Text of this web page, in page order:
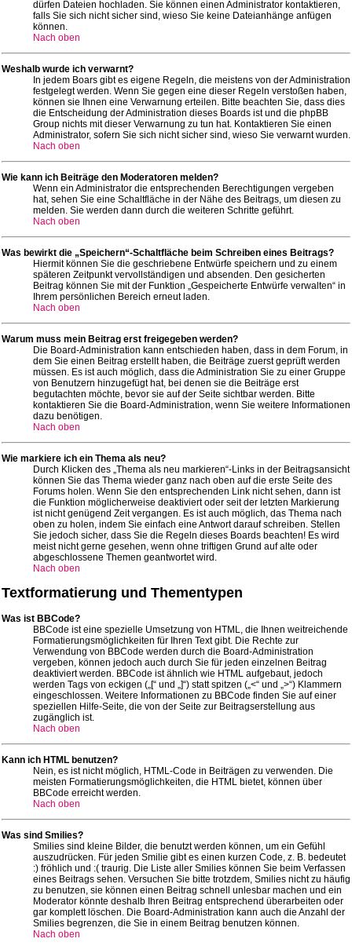
dürfen Dateien hochladen. Sie können einen Administrator kontaktieren,
falls Sie sich nicht sicher sind, wieso Sie keine Dateianhänge anfügen
können.
Nach oben
Weshalb wurde ich verwarnt?
In jedem Boars gibt es eigene Regeln, die meistens von der Administration
festgelegt werden. Wenn Sie gegen eine dieser Regeln verstoßen haben,
können sie Ihnen eine Verwarnung erteilen. Bitte beachten Sie, dass dies
die Entscheidung der Administration dieses Boards ist und die phpBB
Group nichts mit dieser Verwarnung zu tun hat. Kontaktieren Sie einen
Administrator, sofern Sie sich nicht sicher sind, wieso Sie verwarnt wurden.
Nach oben
Wie kann ich Beiträge den Moderatoren melden?
Wenn ein Administrator die entsprechenden Berechtigungen vergeben
hat, sehen Sie eine Schaltfläche in der Nähe des Beitrags, um diesen zu
melden. Sie werden dann durch die weiteren Schritte geführt.
Nach oben
Was bewirkt die „Speichern“-Schaltfläche beim Schreiben eines Beitrags?
Hiermit können Sie die geschriebene Entwürfe speichern und zu einem
späteren Zeitpunkt vervollständigen und absenden. Den gesicherten
Beitrag können Sie mit der Funktion „Gespeicherte Entwürfe verwalten“ in
Ihrem persönlichen Bereich erneut laden.
Nach oben
Warum muss mein Beitrag erst freigegeben werden?
Die Board-Administration kann entschieden haben, dass in dem Forum, in
dem Sie einen Beitrag erstellt haben, die Beiträge zuerst geprüft werden
müssen. Es ist auch möglich, dass die Administration Sie zu einer Gruppe
von Benutzern hinzugefügt hat, bei denen sie die Beiträge erst
begutachten möchte, bevor sie auf der Seite sichtbar werden. Bitte
kontaktieren Sie die Board-Administration, wenn Sie weitere Informationen
dazu benötigen.
Nach oben
Wie markiere ich ein Thema als neu?
Durch Klicken des „Thema als neu markieren“-Links in der Beitragsansicht
können Sie das Thema wieder ganz nach oben auf die erste Seite des
Forums holen. Wenn Sie den entsprechenden Link nicht sehen, dann ist
die Funktion möglicherweise deaktiviert oder seit der letzten Markierung
ist nicht genügend Zeit vergangen. Es ist auch möglich, das Thema nach
oben zu holen, indem Sie einfach eine Antwort darauf schreiben. Stellen
Sie jedoch sicher, dass Sie die Regeln dieses Boards beachten! Es wird
meist nicht gerne gesehen, wenn ohne triftigen Grund auf alte oder
abgeschlossene Themen geantwortet wird.
Nach oben
Textformatierung und Thementypen
Was ist BBCode?
BBCode ist eine spezielle Umsetzung von HTML, die Ihnen weitreichende
Formatierungsmöglichkeiten für Ihren Text gibt. Die Rechte zur
Verwendung von BBCode werden durch die Board-Administration
vergeben, können jedoch auch durch Sie für jeden einzelnen Beitrag
deaktiviert werden. BBCode ist ähnlich wie HTML aufgebaut, jedoch
werden Tags von eckigen („[“ und „]“) statt spitzen („<“ und „>“) Klammern
eingeschlossen. Weitere Informationen zu BBCode finden Sie auf einer
speziellen Hilfe-Seite, die von der Seite zur Beitragserstellung aus
zugänglich ist.
Nach oben
Kann ich HTML benutzen?
Nein, es ist nicht möglich, HTML-Code in Beiträgen zu verwenden. Die
meisten Formatierungsmöglichkeiten, die HTML bietet, können über
BBCode erreicht werden.
Nach oben
Was sind Smilies?
Smilies sind kleine Bilder, die benutzt werden können, um ein Gefühl
auszudrücken. Für jeden Smilie gibt es einen kurzen Code, z. B. bedeutet
:) fröhlich und :( traurig. Die Liste aller Smilies können Sie beim Verfassen
eines Beitrags sehen. Versuchen Sie bitte trotzdem, Smilies nicht zu häufig
zu benutzen, sie können einen Beitrag schnell unlesbar machen und ein
Moderator könnte deshalb Ihren Beitrag entsprechend überarbeiten oder
gar komplett löschen. Die Board-Administration kann auch die Anzahl der
Smilies begrenzen, die Sie in einem Beitrag benutzen können.
Nach oben